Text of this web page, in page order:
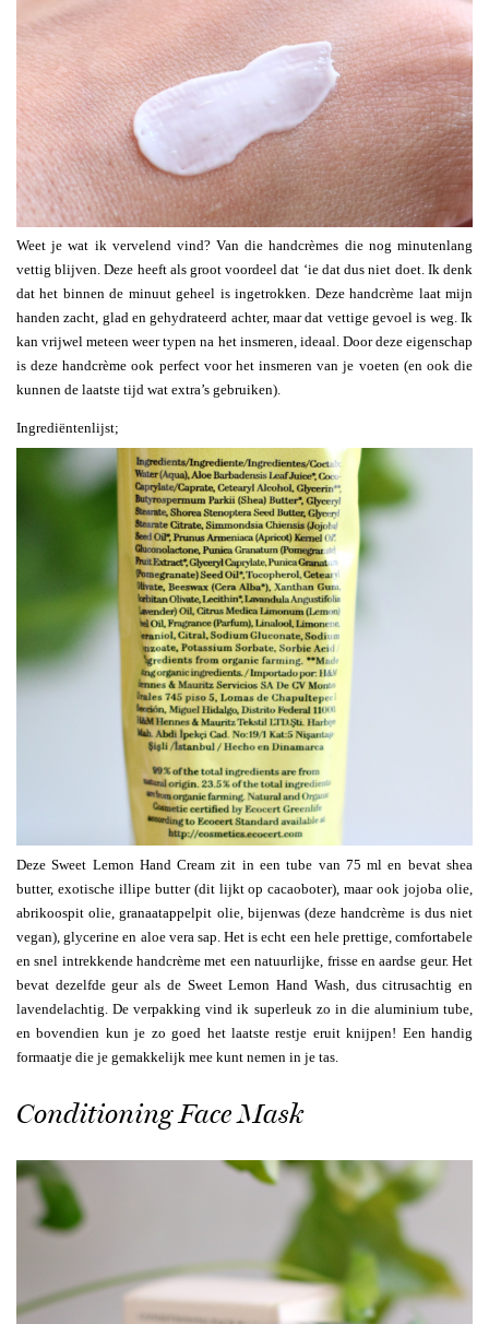
Weet je wat ik vervelend vind? Van die handcrèmes die nog minutenlang
vettig blijven. Deze heeft als groot voordeel dat ‘ie dat dus niet doet. Ik denk
dat het binnen de minuut geheel is ingetrokken. Deze handcrème laat mijn
handen zacht, glad en gehydrateerd achter, maar dat vettige gevoel is weg. Ik
kan vrijwel meteen weer typen na het insmeren, ideaal. Door deze eigenschap
is deze handcrème ook perfect voor het insmeren van je voeten (en ook die
kunnen de laatste tijd wat extra’s gebruiken).
Ingrediëntenlijst;
Deze Sweet Lemon Hand Cream zit in een tube van 75 ml en bevat shea
butter, exotische illipe butter (dit lijkt op cacaoboter), maar ook jojoba olie,
abrikoospit olie, granaatappelpit olie, bijenwas (deze handcrème is dus niet
vegan), glycerine en aloe vera sap. Het is echt een hele prettige, comfortabele
en snel intrekkende handcrème met een natuurlijke, frisse en aardse geur. Het
bevat dezelfde geur als de Sweet Lemon Hand Wash, dus citrusachtig en
lavendelachtig. De verpakking vind ik superleuk zo in die aluminium tube,
en bovendien kun je zo goed het laatste restje eruit knijpen! Een handig
formaatje die je gemakkelijk mee kunt nemen in je tas.
Conditioning Face Mask